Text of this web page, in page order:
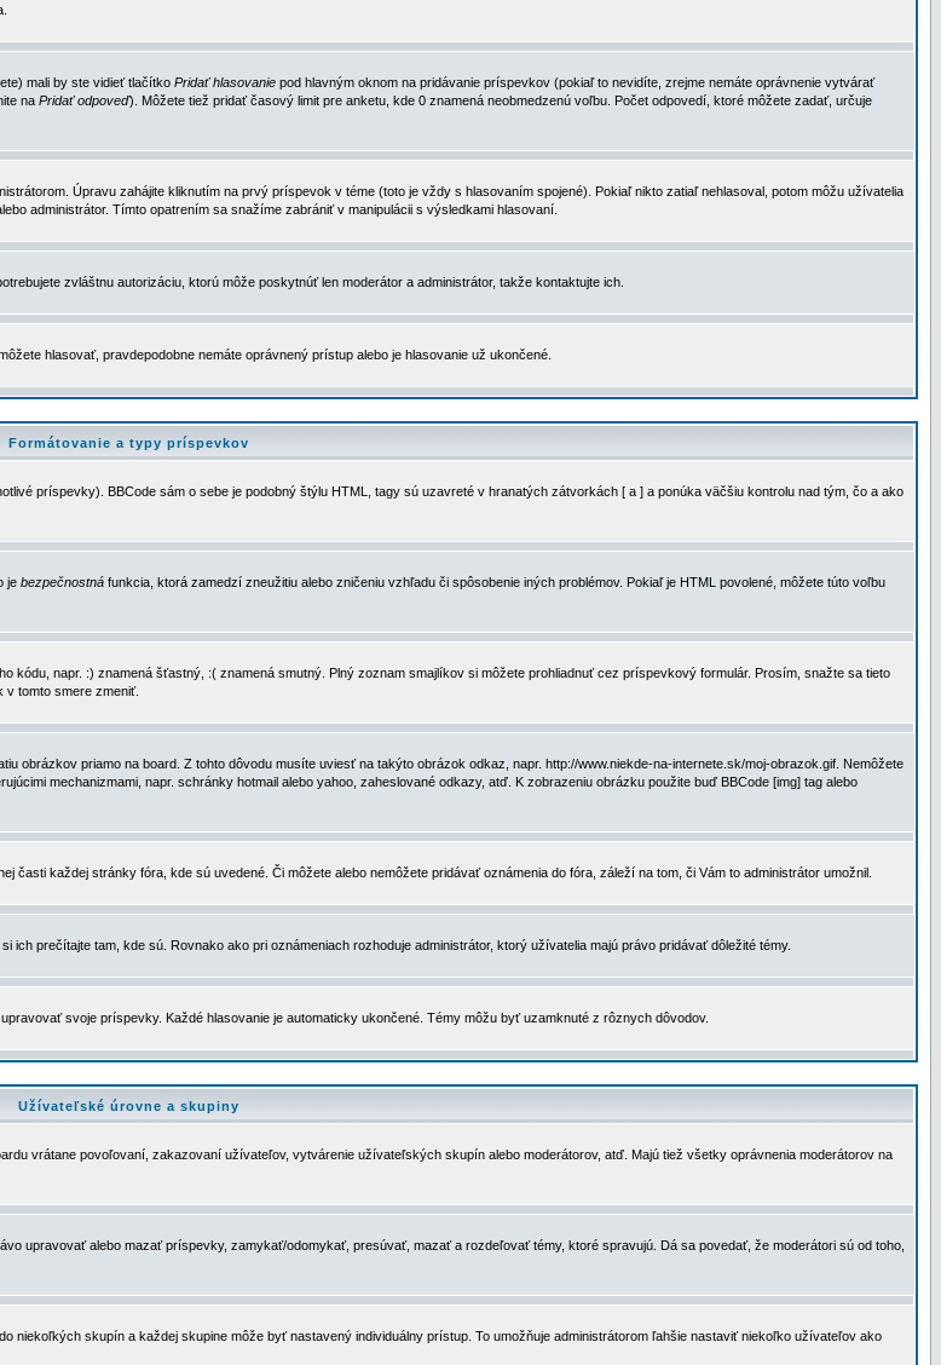
mali by ste vidieť tlačítko Pridať hlasovanie pod hlavným oknom na pridávanie príspevkov (pokiaľ to nevidíte, zrejme nemáte oprávnenie vytvárať
na Pridať odpoveď). Môžete tiež pridať časový limit pre anketu, kde 0 znamená neobmedzenú voľbu. Počet odpovedí, ktoré môžete zadať, určuje
Úpravu zahájite kliknutím na prvý príspevok v téme (toto je vždy s hlasovaním spojené). Pokiaľ nikto zatiaľ nehlasoval, potom môžu užívatelia
administrátor. Tímto opatrením sa snažíme zabrániť v manipulácii s výsledkami hlasovaní.
zvláštnu autorizáciu, ktorú môže poskytnúť len moderátor a administrátor, takže kontaktujte ich.
hlasovať, pravdepodobne nemáte oprávnený prístup alebo je hlasovanie už ukončené.
Formátovanie a typy príspevkov
príspevky). BBCode sám o sebe je podobný štýlu HTML, tagy sú uzavreté v hranatých zátvorkách [ a ] a ponúka väčšiu kontrolu nad tým, čo a ako
je bezpečnostná funkcia, ktorá zamedzí zneužitiu alebo zničeniu vzhľadu či spôsobenie iných problémov. Pokiaľ je HTML povolené, môžete túto voľbu
napr. :) znamená šťastný, :( znamená smutný. Plný zoznam smajlíkov si môžete prohliadnuť cez príspevkový formulár. Prosím, snažte sa tieto
tomto smere zmeniť.
obrázkov priamo na board. Z tohto dôvodu musíte uviesť na takýto obrázok odkaz, napr. http://www.niekde-na-internete.sk/moj-obrazok.gif. Nemôžete
mechanizmami, napr. schránky hotmail alebo yahoo, zaheslované odkazy, atď. K zobrazeniu obrázku použite buď BBCode [img] tag alebo
každej stránky fóra, kde sú uvedené. Či môžete alebo nemôžete pridávať oznámenia do fóra, záleží na tom, či Vám to administrátor umožnil.
prečítajte tam, kde sú. Rovnako ako pri oznámeniach rozhoduje administrátor, ktorý užívatelia majú právo pridávať dôležité témy.
svoje príspevky. Každé hlasovanie je automaticky ukončené. Témy môžu byť uzamknuté z rôznych dôvodov.
Užívateľské úrovne a skupiny
vrátane povoľovaní, zakazovaní užívateľov, vytvárenie užívateľských skupín alebo moderátorov, atď. Majú tiež všetky oprávnenia moderátorov na
upravovať alebo mazať príspevky, zamykať/odomykať, presúvať, mazať a rozdeľovať témy, ktoré spravujú. Dá sa povedať, že moderátori sú od toho,
skupín a každej skupine môže byť nastavený individuálny prístup. To umožňuje administrátorom ľahšie nastaviť niekoľko užívateľov ako